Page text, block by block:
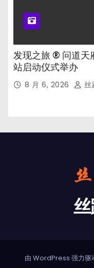
发现之旅 ® 问道天
站启动仪式举办
8 月 6, 2026 丝
丝
由 WordPress 强力驱